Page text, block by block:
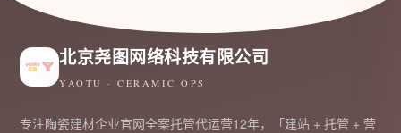
北京尧图网络科技有限公司
YAOTU · CERAMIC OPS
专注陶瓷建材企业官网全案托管代运营12年，「建站 + 托管 + 营